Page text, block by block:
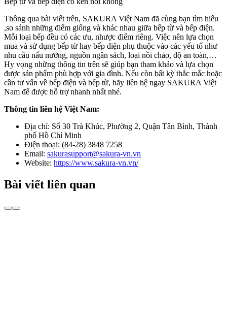
Thông qua bài viết trên, SAKURA Việt Nam đã cùng bạn tìm hiểu
,so sánh những điểm giống và khác nhau giữa bếp từ và bếp điện.
Mỗi loại bếp đều có các ưu, nhược điểm riêng. Việc nên lựa chọn
mua và sử dụng bếp từ hay bếp điện phụ thuộc vào các yếu tố như
nhu cầu nấu nướng, nguồn ngân sách, loại nồi chảo, độ an toàn,…
Hy vọng những thông tin trên sẽ giúp bạn tham khảo và lựa chọn
được sản phẩm phù hợp với gia đình. Nếu còn bất kỳ thắc mắc hoặc
cần tư vấn về bếp điện và bếp từ, hãy liên hệ ngay SAKURA Việt
Nam để được hỗ trợ nhanh nhất nhé.
Thông tin liên hệ Việt Nam:
Địa chỉ: Số 30 Trà Khúc, Phường 2, Quận Tân Bình, Thành
phố Hồ Chí Minh
Điện thoại: (84-28) 3848 7258
Email: sakurasupport@sakura-vn.vn
Website: https://www.sakura-vn.vn/
Bài viết liên quan